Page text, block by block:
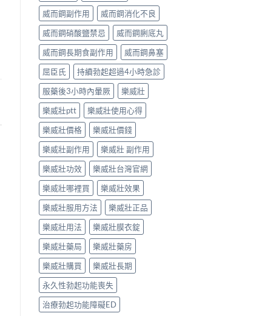
威而鋼副作用
威而鋼消化不良
威而鋼硝酸鹽禁忌
威而鋼脷底丸
威而鋼長期食副作用
威而鋼鼻塞
屈臣氏
持續勃起超過4小時急診
服藥後3小時內暈厥
樂威壯
樂威壯ptt
樂威壯使用心得
樂威壯價格
樂威壯價錢
樂威壯副作用
樂威壯 副作用
樂威壯功效
樂威壯台灣官網
樂威壯哪裡買
樂威壯效果
樂威壯服用方法
樂威壯正品
樂威壯用法
樂威壯膜衣錠
樂威壯藥局
樂威壯藥房
樂威壯購買
樂威壯長期
永久性勃起功能喪失
治療勃起功能障礙ED